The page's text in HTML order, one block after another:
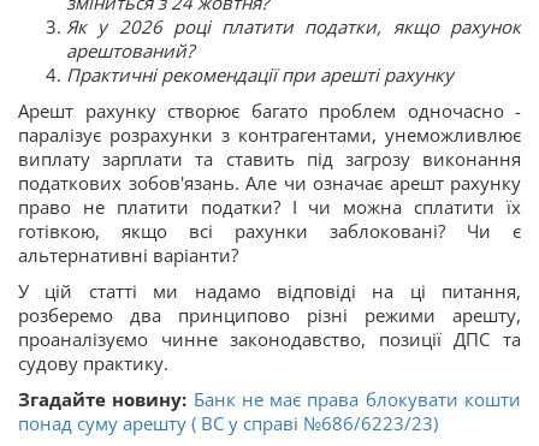
Як у 2026 році платити податки, якщо рахунок
арештований?
Практичні рекомендації при арешті рахунку
Арешт рахунку створює багато проблем одночасно -
паралізує розрахунки з контрагентами, унеможливлює
виплату зарплати та ставить під загрозу виконання
податкових зобов'язань. Але чи означає арешт рахунку
право не платити податки? І чи можна сплатити їх
готівкою, якщо всі рахунки заблоковані? Чи є
альтернативні варіанти?
У цій статті ми надамо відповіді на ці питання,
розберемо два принципово різні режими арешту,
проаналізуємо чинне законодавство, позиції ДПС та
судову практику.
Згадайте новину: Банк не має права блокувати кошти
понад суму арешту ( ВС у справі №686/6223/23)